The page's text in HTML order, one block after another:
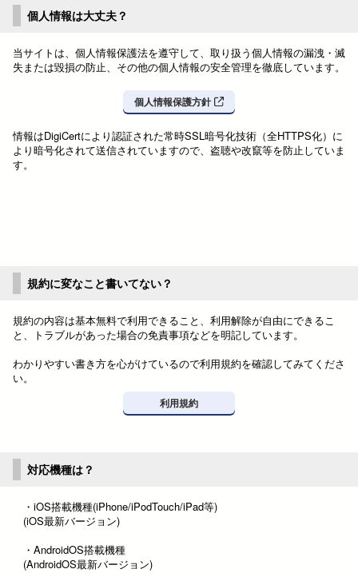
個人情報は大丈夫？
当サイトは、個人情報保護法を遵守して、取り扱う個人情報の漏洩・滅
失または毀損の防止、その他の個人情報の安全管理を徹底しています。
個人情報保護方針
情報はDigiCertにより認証された常時SSL暗号化技術（全HTTPS化）に
より暗号化されて送信されていますので、盗聴や改竄等を防止していま
す。
規約に変なこと書いてない？
規約の内容は基本無料で利用できること、利用解除が自由にできるこ
と、トラブルがあった場合の免責事項などを明記しています。
わかりやすい書き方を心がけているので利用規約を確認してみてくださ
い。
利用規約
対応機種は？
・iOS搭載機種(iPhone/iPodTouch/iPad等)
(iOS最新バージョン)
・AndroidOS搭載機種
(AndroidOS最新バージョン)